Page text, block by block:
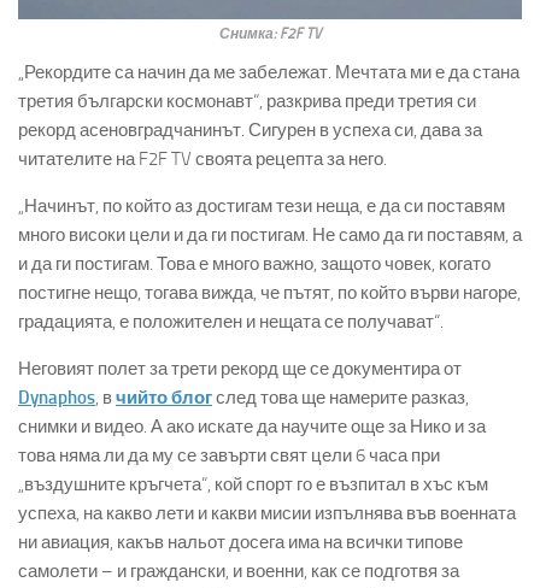
Снимка: F2F TV
„Рекордите са начин да ме забележат. Мечтата ми е да стана
третия български космонавт“, разкрива преди третия си
рекорд асеновградчанинът. Сигурен в успеха си, дава за
читателите на F2F TV своята рецепта за него.
„Начинът, по който аз достигам тези неща, е да си поставям
много високи цели и да ги постигам. Не само да ги поставям, а
и да ги постигам. Това е много важно, защото човек, когато
постигне нещо, тогава вижда, че пътят, по който върви нагоре,
градацията, е положителен и нещата се получават“.
Неговият полет за трети рекорд ще се документира от
Dynaphos, вчийто блогслед това ще намерите разказ,
снимки и видео. А ако искате да научите още за Нико и за
това няма ли да му се завърти свят цели 6 часа при
„въздушните кръгчета“, кой спорт го е възпитал в хъс към
успеха, на какво лети и какви мисии изпълнява във военната
ни авиация, какъв нальот досега има на всички типове
самолети – и граждански, и военни, как се подготвя за